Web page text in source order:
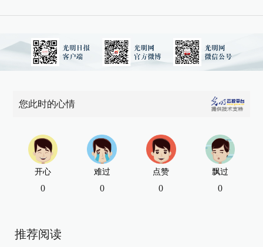
您此时的心情
开心
0
难过
0
点赞
0
飘过
0
推荐阅读